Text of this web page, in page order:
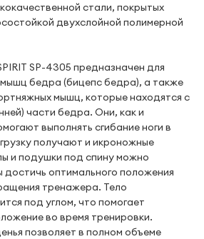
стали, покрытых
двухслойной полимерной
SP-4305 предназначен для
мышц бедра (бицепс бедра), а также
мышц, которые находятся с
части бедра. Они, как и
выполнять сгибание ноги в
получают и икроножные
и подушки под спину можно
достичь оптимального положения
тренажера. Тело
под углом, что помогает
во время тренировки.
позволяет в полном объеме